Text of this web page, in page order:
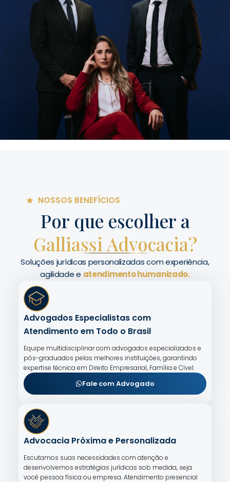
NOSSOS BENEFÍCIOS
Por que escolher a
Galliassi Advocacia?
Soluções jurídicas personalizadas com experiência,
agilidade e atendimento humanizado.
Advogados Especialistas com
Atendimento em Todo o Brasil
Equipe multidisciplinar com advogados especializados e
pós-graduados pelas melhores instituições, garantindo
expertise técnica em Direito Empresarial, Família e Cível.
Fale com Advogado
Advocacia Próxima e Personalizada
Escutamos suas necessidades com atenção e
desenvolvemos estratégias jurídicas sob medida, seja
você pessoa física ou empresa. Atendimento presencial